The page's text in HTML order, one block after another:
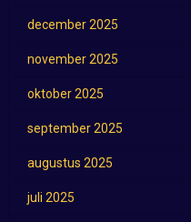
december 2025
november 2025
oktober 2025
september 2025
augustus 2025
juli 2025